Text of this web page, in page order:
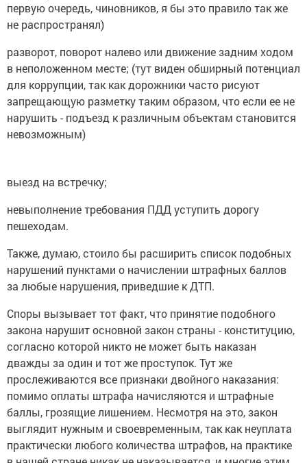
первую очередь, чиновников, я бы это правило так же
не распространял)
разворот, поворот налево или движение задним ходом
в неположенном месте; (тут виден обширный потенциал
для коррупции, так как дорожники часто рисуют
запрещающую разметку таким образом, что если ее не
нарушить - подъезд к различным объектам становится
невозможным)
выезд на встречку;
невыполнение требования ПДД уступить дорогу
пешеходам.
Также, думаю, стоило бы расширить список подобных
нарушений пунктами о начислении штрафных баллов
за любые нарушения, приведшие к ДТП.
Споры вызывает тот факт, что принятие подобного
закона нарушит основной закон страны - конституцию,
согласно которой никто не может быть наказан
дважды за один и тот же проступок. Тут же
прослеживаются все признаки двойного наказания:
помимо оплаты штрафа начисляются и штрафные
баллы, грозящие лишением. Несмотря на это, закон
выглядит нужным и своевременным, так как неуплата
практически любого количества штрафов, на практике